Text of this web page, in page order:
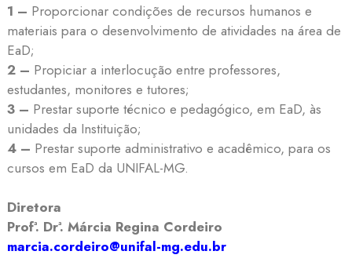
1 – Proporcionar condições de recursos humanos e
materiais para o desenvolvimento de atividades na área de
EaD;
2 – Propiciar a interlocução entre professores,
estudantes, monitores e tutores;
3 – Prestar suporte técnico e pedagógico, em EaD, às
unidades da Instituição;
4 – Prestar suporte administrativo e acadêmico, para os
cursos em EaD da UNIFAL-MG.
Diretora
Profª. Drª. Márcia Regina Cordeiro
marcia.cordeiro@unifal-mg.edu.br